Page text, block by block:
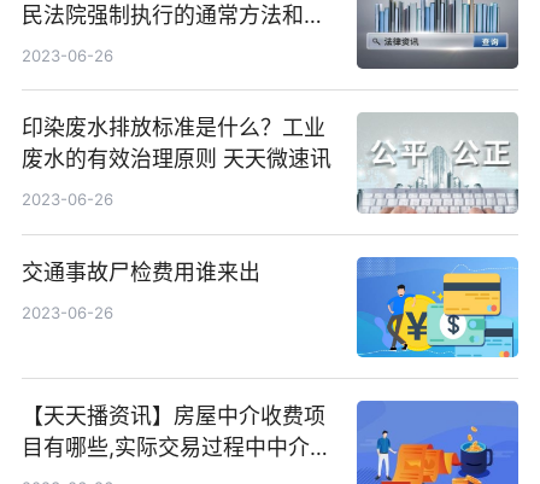
民法院强制执行的通常方法和手
段是什？_全球最资讯
2023-06-26
印染废水排放标准是什么？工业
废水的有效治理原则 天天微速讯
2023-06-26
交通事故尸检费用谁来出
2023-06-26
【天天播资讯】房屋中介收费项
目有哪些,实际交易过程中中介费
怎么收的